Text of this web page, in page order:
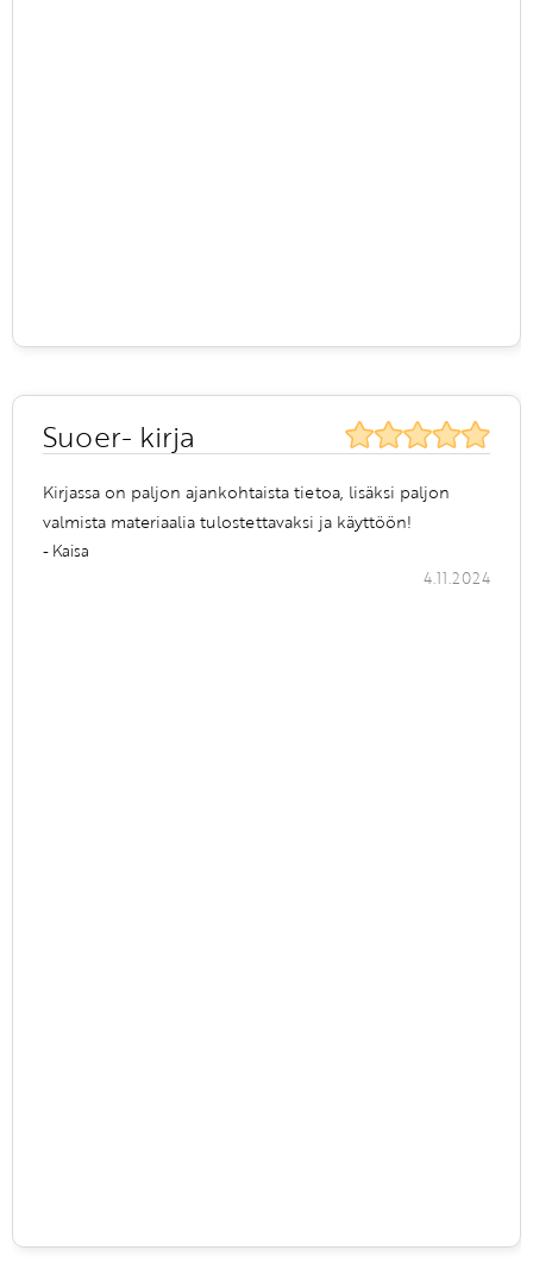
Suoer- kirja
Kirjassa on paljon ajankohtaista tietoa, lisäksi paljon
valmista materiaalia tulostettavaksi ja käyttöön!
- Kaisa
4.11.2024